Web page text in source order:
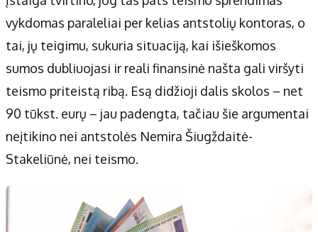
vykdomas paraleliai per kelias antstolių kontoras, o
tai, jų teigimu, sukuria situaciją, kai išieškomos
sumos dubliuojasi ir reali finansinė našta gali viršyti
teismo priteistą ribą. Esą didžioji dalis skolos – net
90 tūkst. eurų – jau padengta, tačiau šie argumentai
neįtikino nei antstolės Nemira Šiugždaitė-
Stakeliūnė, nei teismo.